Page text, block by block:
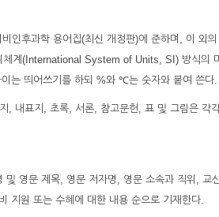
인후과학 용어집(최신 개정판)에 준하며, 이 외
체계(International System of Units, SI) 방식의
는 띄어쓰기를 하되 %와 ℃는 숫자와 붙여 쓴다.
, 내표지, 초록, 서론, 참고문헌, 표 및 그림은 각
영문 제목, 영문 저자명, 영문 소속과 직위, 교
지원 또는 수혜에 대한 내용 순으로 기재한다.